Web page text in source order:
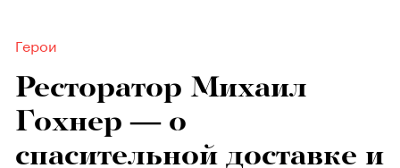
Герои
Ресторатор Михаил
Гохнер — о
спасительной доставке и